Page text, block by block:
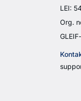
LEI:
Org.